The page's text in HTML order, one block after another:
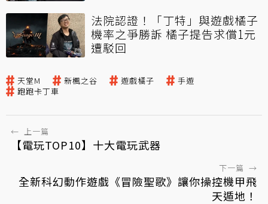
法院認證！「丁特」與遊戲橘子
機率之爭勝訴 橘子提告求償1元
遭駁回
天堂M 新楓之谷 遊戲橘子
手遊
跑跑卡丁車
← 上一篇
【電玩TOP10】十大電玩武器
下一篇 →
全新科幻動作遊戲《冒險聖歌》讓你操控機甲飛
天遁地！